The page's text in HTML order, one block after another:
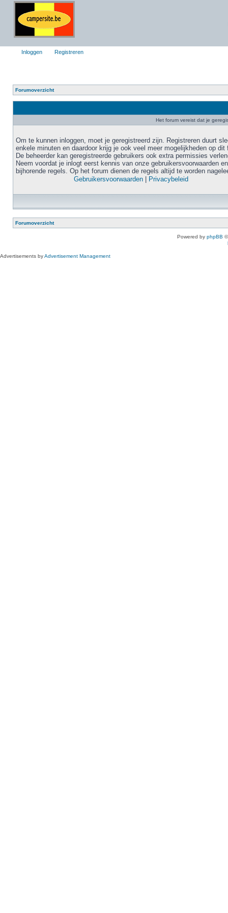
Inloggen Registreren
Forumoverzicht
Het forum vereist dat je
Om te kunnen inloggen, moet je geregistreerd zijn. Registreren duurt
enkele minuten en daardoor krijg je ook veel meer mogelijkheden op dit
De beheerder kan geregistreerde gebruikers ook extra permissies
Neem voordat je inlogt eerst kennis van onze gebruikersvoorwaarden en
bijhorende regels. Op het forum dienen de regels altijd te worden
Gebruikersvoorwaarden
Privacybeleid
Forumoverzicht
Powered by phpBB
Advertisements byAdvertisement Management